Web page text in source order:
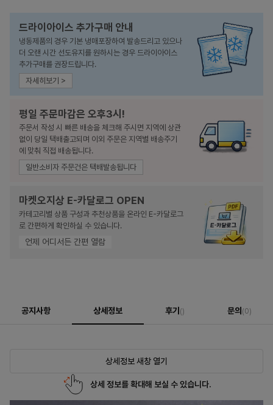
드라이아이스 추가구매 안내
냉동제품의 경우 기본 냉매포장하여 발송드리고 있으나
더 오랜 시간 선도유지를 원하시는 경우 드라이아이스
추가구매를 권장드립니다.
자세히보기 >
평일 주문마감은 오후3시!
주문서 작성 시 빠른 배송을 체크해 주시면 지역에 상관
없이 당일 택배출고되며 이외 주문은 지역별 배송주기
에 맞춰 직접 배송됩니다.
일반소비자 주문건은 택배발송됩니다
마켓오지상 E-카달로그 OPEN
카테고리별 상품 구성과 추천상품을 온라인 E-카달로그
로 간편하게 확인하실 수 있습니다.
언제 어디서든 간편 열람
공지사항 상세정보 후기 () 문의 (0)
상세정보 새창 열기
상세 정보를 확대해 보실 수 있습니다.